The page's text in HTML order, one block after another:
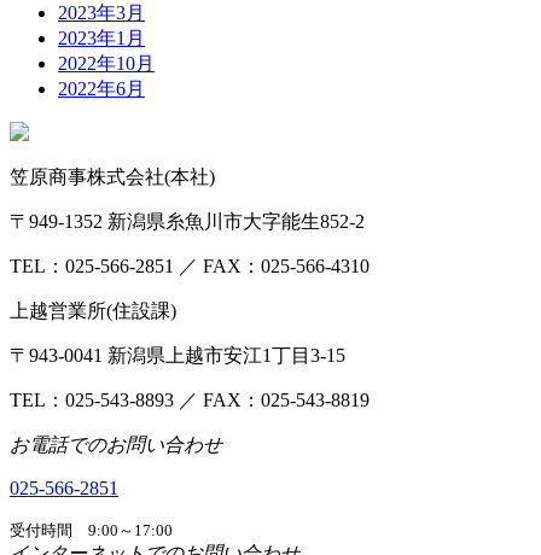
2023年3月
2023年1月
2022年10月
2022年6月
笠原商事株式会社(本社)
〒949-1352 新潟県糸魚川市大字能生852-2
TEL：025-566-2851 ／ FAX：025-566-4310
上越営業所(住設課)
〒943-0041 新潟県上越市安江1丁目3-15
TEL：025-543-8893 ／ FAX：025-543-8819
お電話でのお問い合わせ
025-566-2851
受付時間 9:00～17:00